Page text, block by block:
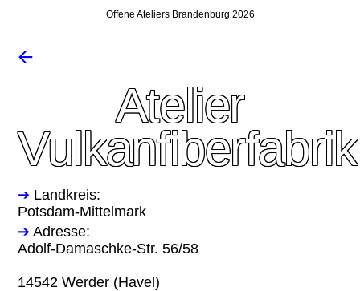
Offene Ateliers Brandenburg 2026
🡨
Atelier
Vulkanfiberfabrik
➔ Landkreis:
Potsdam-Mittelmark
➔ Adresse:
Adolf-Damaschke-Str. 56/58
14542 Werder (Havel)